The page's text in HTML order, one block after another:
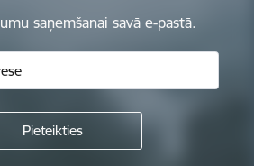
saņemšanai savā e-pastā.